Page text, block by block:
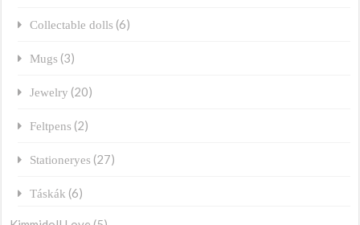
Collectable dolls (6)
Mugs (3)
Jewelry (20)
Feltpens (2)
Stationeryes (27)
Táskák (6)